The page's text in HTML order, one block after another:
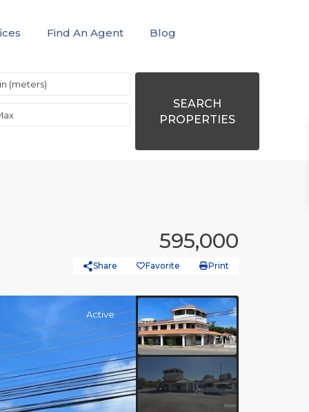
Find An Agent
Blog
SEARCH
PROPERTIES
595,000
Share Favorite Print
Active